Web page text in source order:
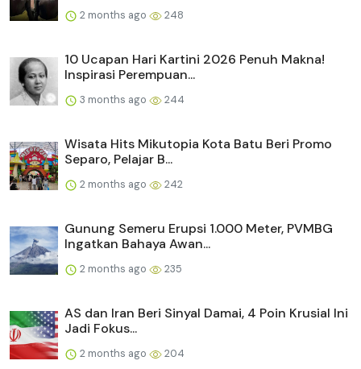
2 months ago 248
10 Ucapan Hari Kartini 2026 Penuh Makna!
Inspirasi Perempuan...
3 months ago 244
Wisata Hits Mikutopia Kota Batu Beri Promo
Separo, Pelajar B...
2 months ago 242
Gunung Semeru Erupsi 1.000 Meter, PVMBG
Ingatkan Bahaya Awan...
2 months ago 235
AS dan Iran Beri Sinyal Damai, 4 Poin Krusial Ini
Jadi Fokus...
2 months ago 204